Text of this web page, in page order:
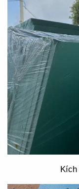
Kích